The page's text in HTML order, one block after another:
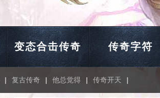
变态合击传奇 传奇字符
| 复古传奇 | 他总觉得 | 传奇开天 |